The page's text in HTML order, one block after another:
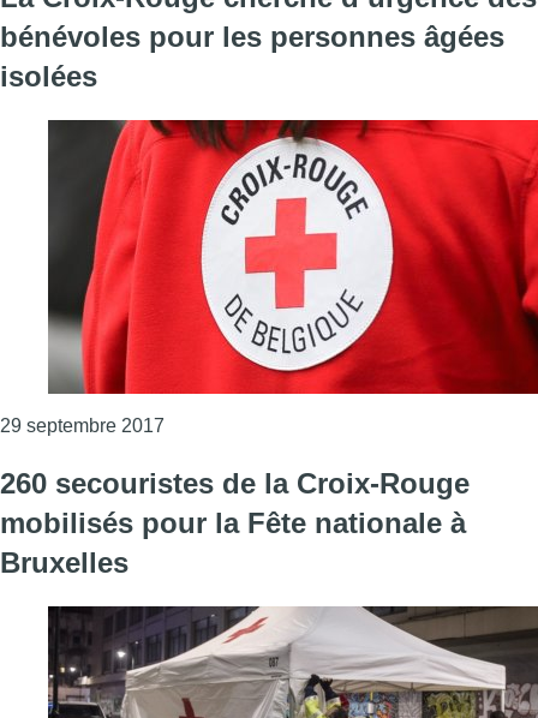
bénévoles pour les personnes âgées
isolées
29 septembre 2017
260 secouristes de la Croix-Rouge
mobilisés pour la Fête nationale à
Bruxelles